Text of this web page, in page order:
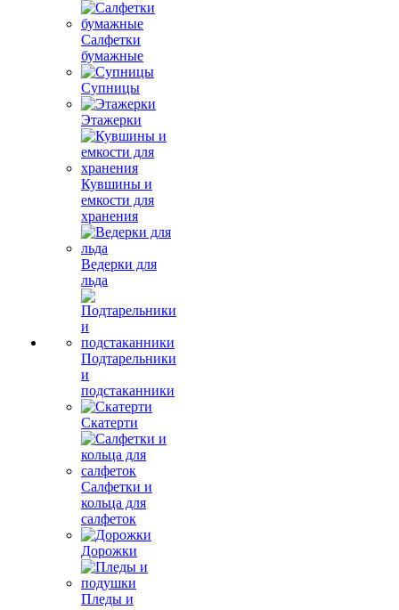
Салфетки
бумажные
Супницы
Этажерки
Кувшины и
емкости для
хранения
Ведерки для
льда
Подтарельники
и
подстаканники
Скатерти
Салфетки и
кольца для
салфеток
Дорожки
Пледы и